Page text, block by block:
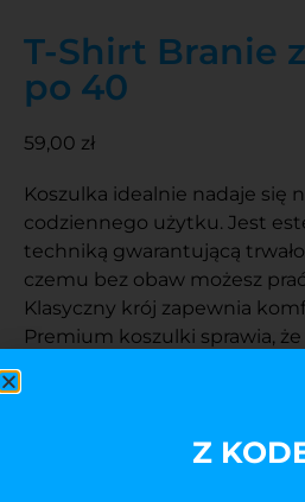
T-Shirt Branie
po 40
59,00 zł
Koszulka idealnie nadaje się
codziennego użytku. Jest
techniką gwarantującą
czemu bez obaw możesz
Klasyczny krój zapewnia
Premium koszulki sprawia,
Z